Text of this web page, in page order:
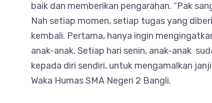
baik dan memberikan pengarahan. “Pak
Nah setiap momen, setiap tugas yang
kembali. Pertama, hanya ingin
anak-anak. Setiap hari senin, anak-anak
kepada diri sendiri, untuk mengamalkan
Waka Humas SMA Negeri 2 Bangli.